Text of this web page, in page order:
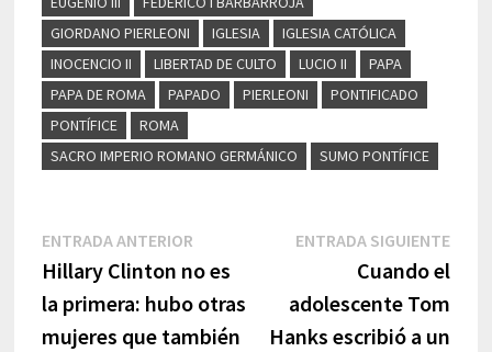
GIORDANO PIERLEONI
IGLESIA
IGLESIA CATÓLICA
INOCENCIO II
LIBERTAD DE CULTO LUCIO II
PAPA
PAPA DE ROMA
PAPADO PIERLEONI
PONTIFICADO
PONTÍFICE
ROMA
SACRO IMPERIO ROMANO GERMÁNICO
SUMO PONTÍFICE
Navegación
de
entradas
ENTRADA ANTERIOREntrada
anterior:
Hillary Clinton no es
la primera: hubo otras
mujeres que también
ENTRADA SIGUIENTE
Cuando el
adolescente Tom
Hanks escribió a un